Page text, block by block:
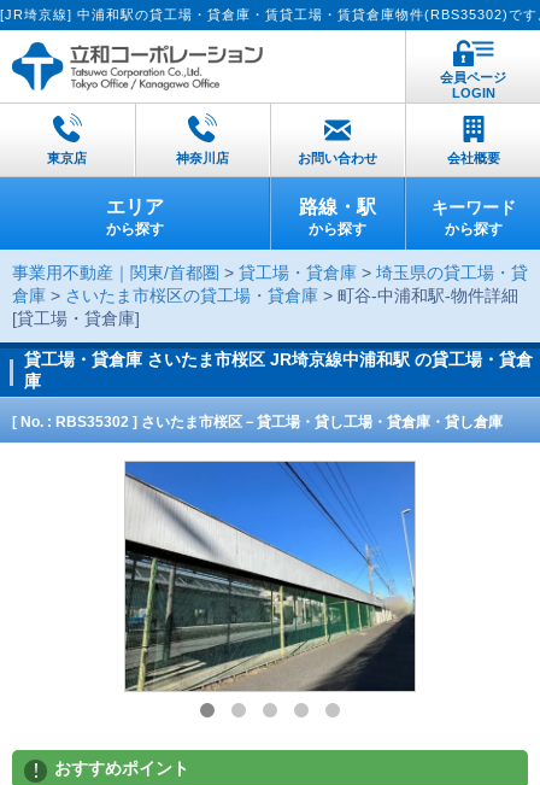
浦和駅の貸工場・貸倉庫・賃貸工場・賃貸倉庫物件(RBS35302)です。【貸し
会員ページ
LOGIN
東京店 神奈川店 お問い合わせ 会社概要
エリア
から探す
路線・駅
から探す
キーワード
から探す
事業用不動産｜関東/首都圏 > 貸工場・貸倉庫 > 埼玉県の貸工場・貸
倉庫 > さいたま市桜区の貸工場・貸倉庫 > 町谷-中浦和駅-物件詳細
[貸工場・貸倉庫]
貸工場・貸倉庫 さいたま市桜区 JR埼京線中浦和駅 の貸工場・貸倉
庫
[ No. : RBS35302 ] さいたま市桜区－貸工場・貸し工場・貸倉庫・貸し倉庫
! おすすめポイント